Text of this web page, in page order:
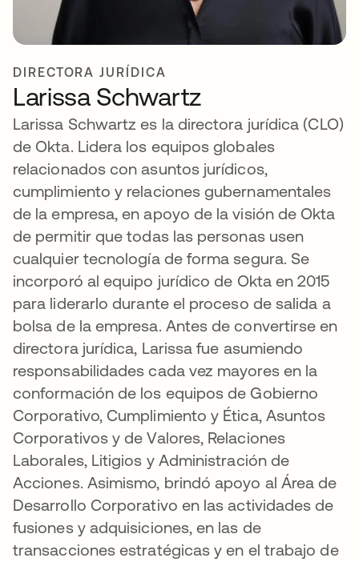
DIRECTORA JURÍDICA
Larissa Schwartz
Larissa Schwartz es la directora jurídica (CLO)
de Okta. Lidera los equipos globales
relacionados con asuntos jurídicos,
cumplimiento y relaciones gubernamentales
de la empresa, en apoyo de la visión de Okta
de permitir que todas las personas usen
cualquier tecnología de forma segura. Se
incorporó al equipo jurídico de Okta en 2015
para liderarlo durante el proceso de salida a
bolsa de la empresa. Antes de convertirse en
directora jurídica, Larissa fue asumiendo
responsabilidades cada vez mayores en la
conformación de los equipos de Gobierno
Corporativo, Cumplimiento y Ética, Asuntos
Corporativos y de Valores, Relaciones
Laborales, Litigios y Administración de
Acciones. Asimismo, brindó apoyo al Área de
Desarrollo Corporativo en las actividades de
fusiones y adquisiciones, en las de
transacciones estratégicas y en el trabajo de